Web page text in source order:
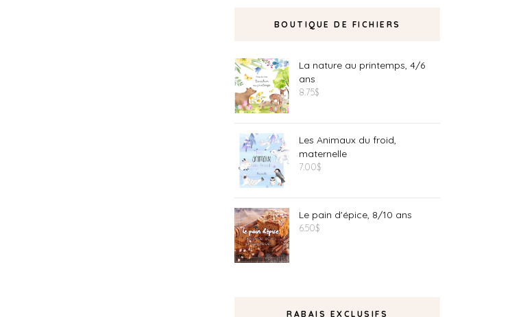
BOUTIQUE DE FICHIERS
La nature au printemps, 4/6
ans
8.75$
Les Animaux du froid,
maternelle
7.00$
Le pain d'épice, 8/10 ans
6.50$
RABAIS EXCLUSIFS